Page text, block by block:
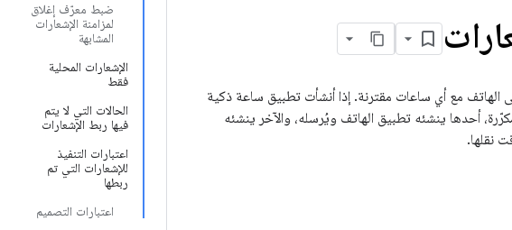
ضبط معرّف إغلاق
لمزامنة الإشعارات
المشابهة
الإشعارات المحلية
فقط
الحالات التي لا يتم
فيها ربط الإشعارات
اعتبارات التنفيذ
للإشعارات التي تم
ربطها
اعتبارات التصميم
الهاتف مع أي ساعات مقترنة. إذا أنشأت تطبيق ساعة ذكية
أحدها ينشئه تطبيق الهاتف ويُرسله، والآخر ينشئه